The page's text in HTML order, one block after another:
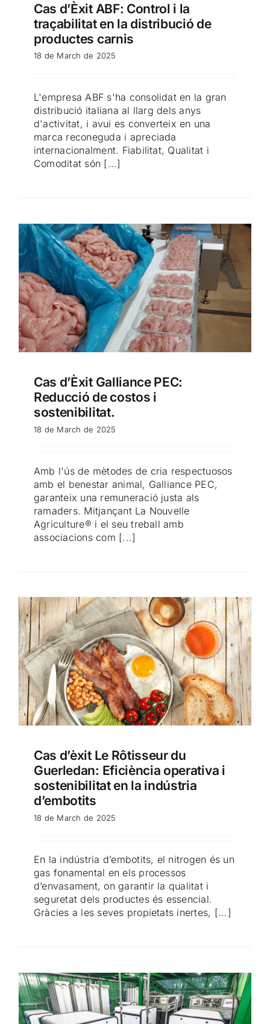
Cas d’Èxit ABF: Control i la
traçabilitat en la distribució de
productes carnis
18 de March de 2025
L'empresa ABF s'ha consolidat en la gran
distribució italiana al llarg dels anys
d'activitat, i avui es converteix en una
marca reconeguda i apreciada
internacionalment. Fiabilitat, Qualitat i
Comoditat són [...]
Cas d’Èxit Galliance PEC:
Reducció de costos i
sostenibilitat.
18 de March de 2025
Amb l'ús de mètodes de cria respectuosos
amb el benestar animal, Galliance PEC,
garanteix una remuneració justa als
ramaders. Mitjançant La Nouvelle
Agriculture® i el seu treball amb
associacions com [...]
Cas d’èxit Le Rôtisseur du
Guerledan: Eficiència operativa i
sostenibilitat en la indústria
d’embotits
18 de March de 2025
En la indústria d’embotits, el nitrogen és un
gas fonamental en els processos
d’envasament, on garantir la qualitat i
seguretat dels productes és essencial.
Gràcies a les seves propietats inertes, [...]